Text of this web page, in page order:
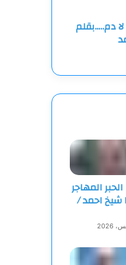
دم…..بقلم
المهاجر
شيخ احمد /